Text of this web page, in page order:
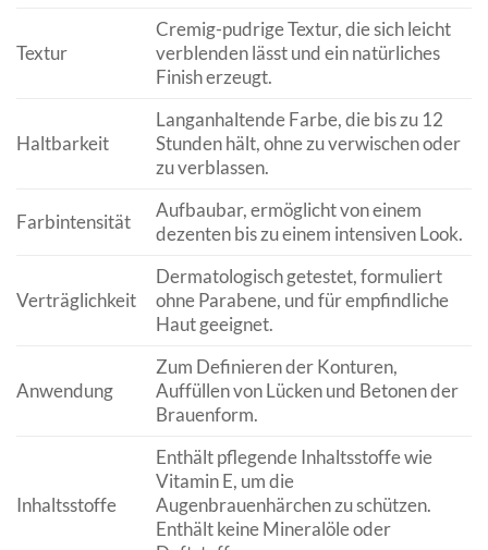
Textur
Cremig-pudrige Textur, die sich leicht
verblenden lässt und ein natürliches
Finish erzeugt.
Haltbarkeit
Langanhaltende Farbe, die bis zu 12
Stunden hält, ohne zu verwischen oder
zu verblassen.
Farbintensität
Aufbaubar, ermöglicht von einem
dezenten bis zu einem intensiven Look.
Verträglichkeit
Dermatologisch getestet, formuliert
ohne Parabene, und für empfindliche
Haut geeignet.
Anwendung
Zum Definieren der Konturen,
Auffüllen von Lücken und Betonen der
Brauenform.
Inhaltsstoffe
Enthält pflegende Inhaltsstoffe wie
Vitamin E, um die
Augenbrauenhärchen zu schützen.
Enthält keine Mineralöle oder